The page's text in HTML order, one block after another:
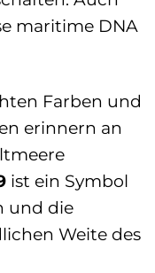
maritime DNA
Farben und
erinnern an
ist ein Symbol
und die
Weite des